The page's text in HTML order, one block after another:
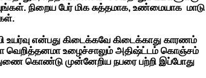
நிறைய பேர் மிக சுத்தமாக, உண்மையாக மாடு
என்பது கிடைக்கவே கிடைக்காது காரணம்
உழைச்சாலும் அதிஷ்ட்டம் கொஞ்சம்
கொண்டு முன்னேறிய நபரை பற்றி இப்போது